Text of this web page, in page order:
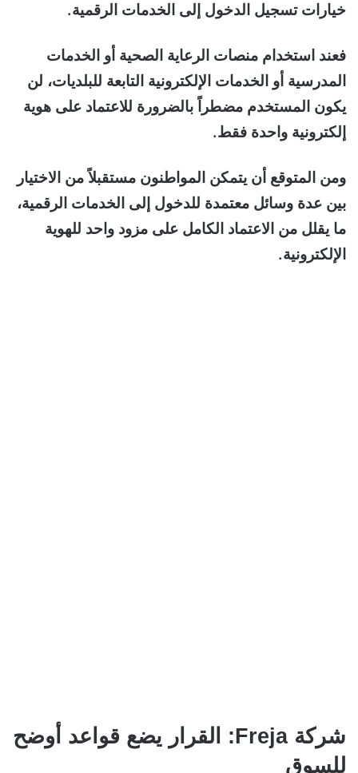
خيارات تسجيل الدخول إلى الخدمات الرقمية.
فعند استخدام منصات الرعاية الصحية أو الخدمات
المدرسية أو الخدمات الإلكترونية التابعة للبلديات، لن
يكون المستخدم مضطراً بالضرورة للاعتماد على هوية
إلكترونية واحدة فقط.
ومن المتوقع أن يتمكن المواطنون مستقبلاً من الاختيار
بين عدة وسائل معتمدة للدخول إلى الخدمات الرقمية،
ما يقلل من الاعتماد الكامل على مزود واحد للهوية
الإلكترونية.
شركة Freja: القرار يضع قواعد أوضح
للسوق